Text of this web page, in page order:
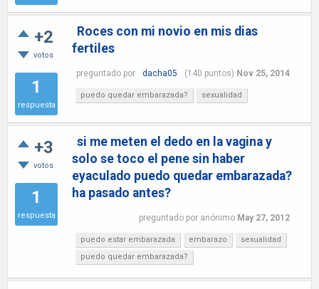
+2
votos
1
respuesta
Roces con mi novio en mis dias
fertiles
preguntado por dacha05 (140 puntos) Nov 25, 2014
puedo quedar embarazada? sexualidad
+3
votos
1
respuesta
si me meten el dedo en la vagina y
solo se toco el pene sin haber
eyaculado puedo quedar embarazada?
ha pasado antes?
preguntado por anónimo May 27, 2012
puedo estar embarazada embarazo
sexualidad
puedo quedar embarazada?